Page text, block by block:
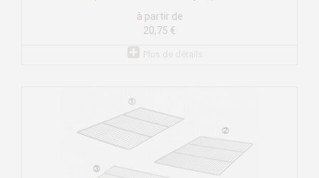
à partir de
20,75 €